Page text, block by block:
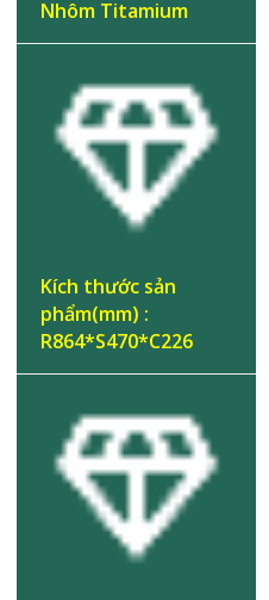
Nhôm Titamium
Kích thước sản
phẩm(mm) :
R864*S470*C226